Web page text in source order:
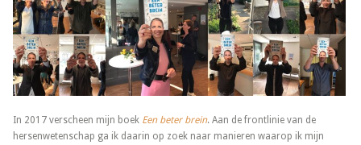
In 2017 verscheen mijn boek Een beter brein. Aan de frontlinie van de
hersenwetenschap ga ik daarin op zoek naar manieren waarop ik mijn